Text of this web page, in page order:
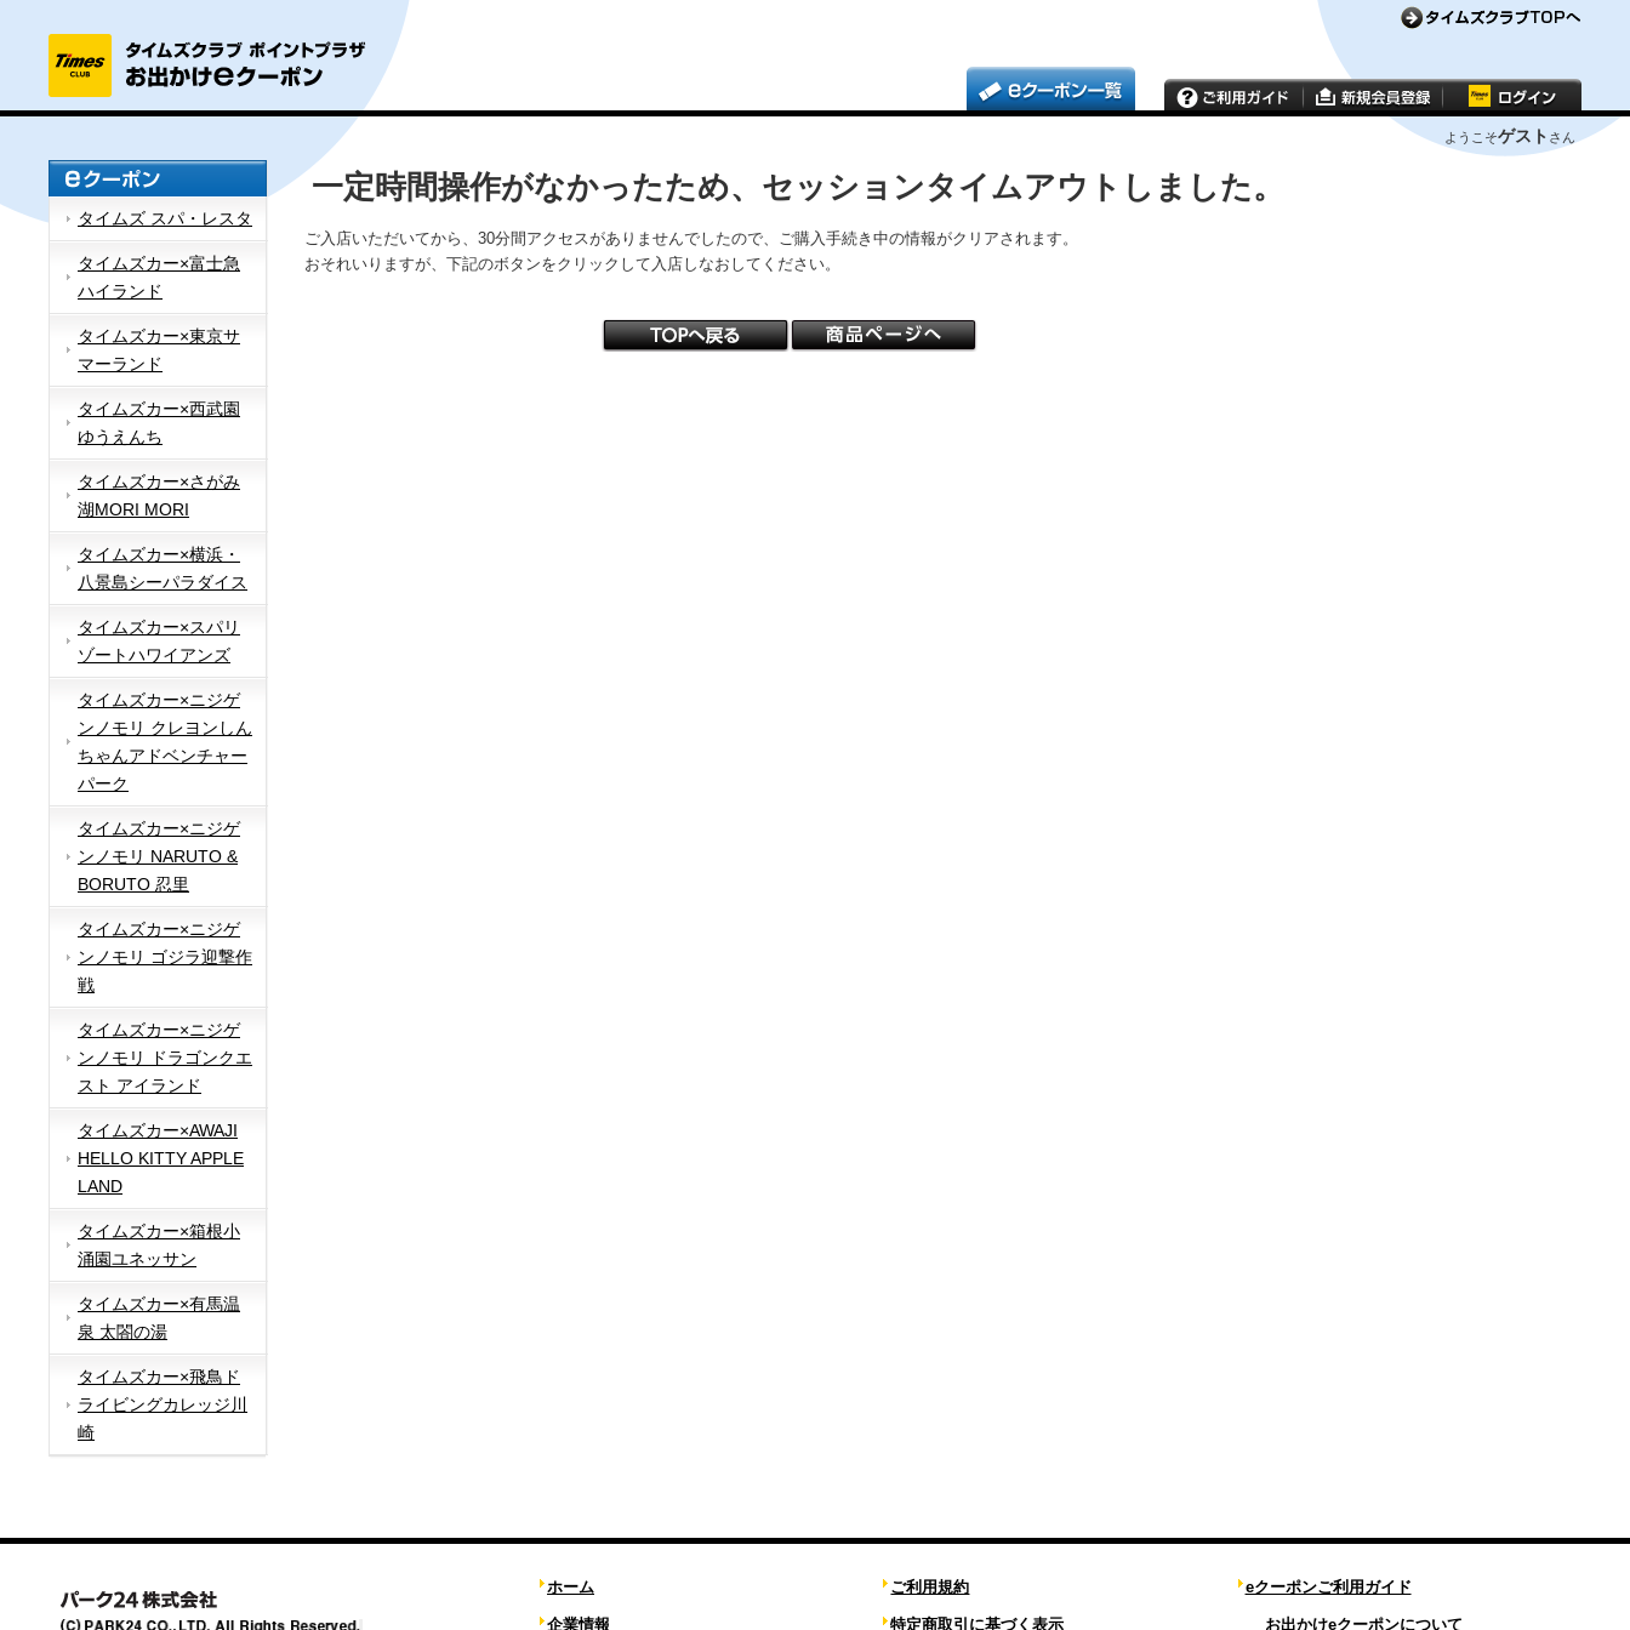
ようこそゲスト さん
タイムズ スパ・レスタ
タイムズカー×富士急
ハイランド
タイムズカー×東京サ
マーランド
タイムズカー×西武園
ゆうえんち
タイムズカー×さがみ
湖MORI MORI
タイムズカー×横浜・
八景島シーパラダイス
タイムズカー×スパリ
ゾートハワイアンズ
タイムズカー×ニジゲ
ンノモリ クレヨンしん
ちゃんアドベンチャー
パーク
タイムズカー×ニジゲ
ンノモリ NARUTO &
BORUTO 忍里
タイムズカー×ニジゲ
ンノモリ ゴジラ迎撃作
戦
タイムズカー×ニジゲ
ンノモリ ドラゴンクエ
スト アイランド
タイムズカー×AWAJI
HELLO KITTY APPLE
LAND
タイムズカー×箱根小
涌園ユネッサン
タイムズカー×有馬温
泉 太閤の湯
タイムズカー×飛鳥ド
ライビングカレッジ川
崎
一定時間操作がなかったため、セッションタイムアウトしました。
ご入店いただいてから、30分間アクセスがありませんでしたので、ご購入手続き中の情報がクリアされます。
おそれいりますが、下記のボタンをクリックして入店しなおしてください。
ホーム
企業情報
ご利用規約
特定商取引に基づく表示
eクーポンご利用ガイド
お出かけeクーポンについて